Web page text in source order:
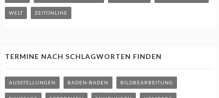
WELT ZEITONLINE
TERMINE NACH SCHLAGWORTEN FINDEN
AUSSTELLUNGEN BADEN-BADEN BILDBEARBEITUNG